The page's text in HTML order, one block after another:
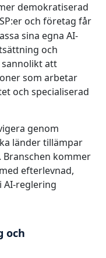
demokratiserad
och företag får
sina egna AI-
och
att
som arbetar
och specialiserad
genom
länder tillämpar
kommer
efterlevnad,
AI-reglering
och